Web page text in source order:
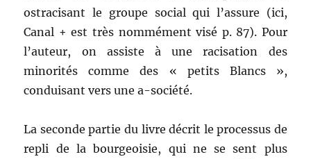
ostracisant le groupe social qui l’assure (ici,
Canal + est très nommément visé p. 87). Pour
l’auteur, on assiste à une racisation des
minorités comme des « petits Blancs »,
conduisant vers une a-société.
La seconde partie du livre décrit le processus de
repli de la bourgeoisie, qui ne se sent plus